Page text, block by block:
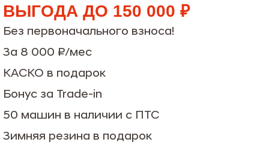
ВЫГОДА ДО 150 000 ₽
Без первоначального взноса!
За 8 000 ₽/мес
КАСКО в подарок
Бонус за Trade-in
50 машин в наличии с ПТС
Зимняя резина в подарок